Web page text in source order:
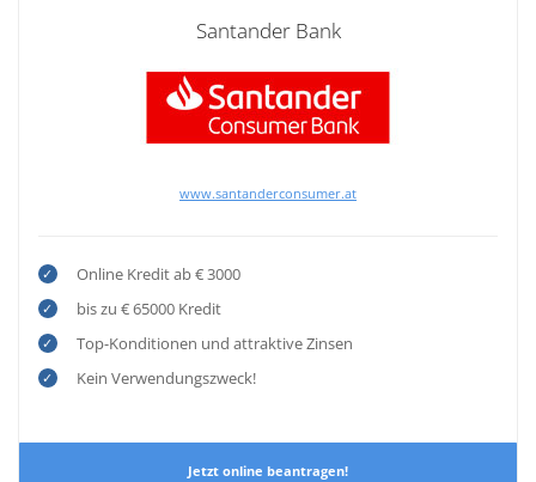
Santander Bank
www.santanderconsumer.at
Online Kredit ab € 3000
bis zu € 65000 Kredit
Top-Konditionen und attraktive Zinsen
Kein Verwendungszweck!
Jetzt online beantragen!